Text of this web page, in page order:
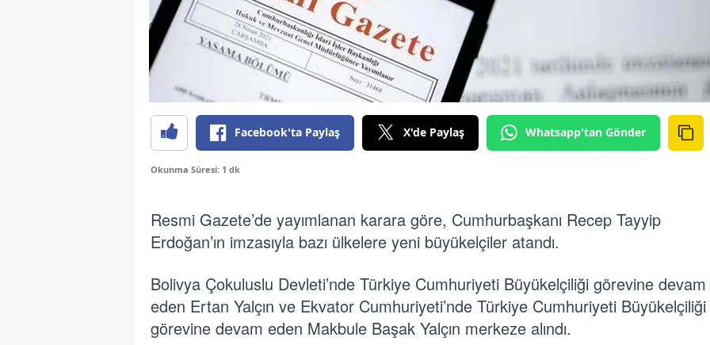
Facebook'ta Paylaş X'de Paylaş Whatsapp'tan Gönder
Okunma Süresi: 1 dk
Resmi Gazete’de yayımlanan karara göre, Cumhurbaşkanı Recep Tayyip
Erdoğan’ın imzasıyla bazı ülkelere yeni büyükelçiler atandı.
Bolivya Çokuluslu Devleti’nde Türkiye Cumhuriyeti Büyükelçiliği görevine devam
eden Ertan Yalçın ve Ekvator Cumhuriyeti’nde Türkiye Cumhuriyeti Büyükelçiliği
görevine devam eden Makbule Başak Yalçın merkeze alındı.